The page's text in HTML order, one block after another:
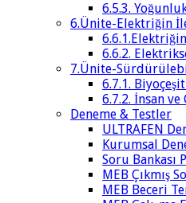
6.5.3.
6.Ünite-Elektriğin
6.6.2.
7.Ünite-
6.7.1.
6.7.2. İnsan
Deneme & Testler
ULTRAFEN
Kurumsal
Soru Bankası
MEB Çıkmış
MEB Beceri